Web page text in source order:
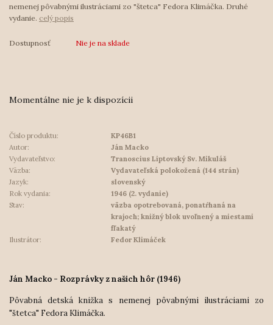
nemenej pôvabnými ilustráciami zo "štetca" Fedora Klimáčka. Druhé
vydanie. celý popis
Dostupnosť Nie je na sklade
Momentálne nie je k dispozícii
Číslo produktu:
KP46B1
Autor:
Ján Macko
Vydavateľstvo:
Tranoscius Liptovský Sv. Mikuláš
Väzba:
Vydavateľská polokožená (144 strán)
Jazyk:
slovenský
Rok vydania:
1946 (2. vydanie)
Stav:
väzba opotrebovaná, ponatŕhaná na
krajoch; knižný blok uvoľnený a miestami
fľakatý
Ilustrátor:
Fedor Klimáček
Ján Macko - Rozprávky z našich hôr (1946)
Pôvabná detská knižka s nemenej pôvabnými ilustráciami zo
"štetca" Fedora Klimáčka.